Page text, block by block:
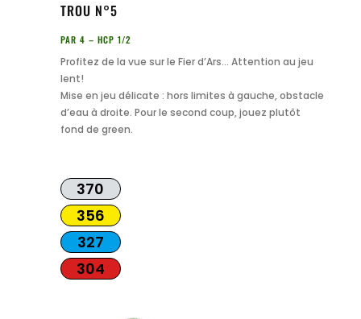
TROU N°5
PAR 4 – HCP 1/2
Profitez de la vue sur le Fier d’Ars… Attention au jeu
lent!
Mise en jeu délicate : hors limites à gauche, obstacle
d’eau à droite. Pour le second coup, jouez plutôt
fond de green.
370
356
327
304